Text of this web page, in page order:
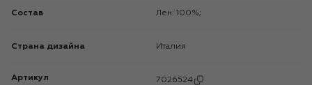
Состав Лен: 100%;
Страна дизайна Италия
Артикул 7026524